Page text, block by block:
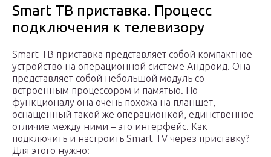
Smart ТВ приставка. Процесс
подключения к телевизору
Smart ТВ приставка представляет собой компактное
устройство на операционной системе Андроид. Она
представляет собой небольшой модуль со
встроенным процессором и памятью. По
функционалу она очень похожа на планшет,
оснащенный такой же операционкой, единственное
отличие между ними – это интерфейс. Как
подключить и настроить Smart TV через приставку?
Для этого нужно: